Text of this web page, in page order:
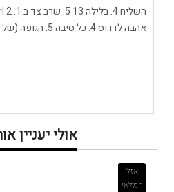
אהבה לדרוס 4. כל סיבה 5. הגופה (של א”י היפה) 6. יותר
אולי יעניין
אזל
המלאי